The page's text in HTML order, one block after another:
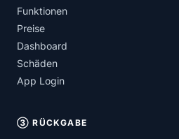
Funktionen
Preise
Dashboard
Schäden
App Login
③ RÜCKGABE